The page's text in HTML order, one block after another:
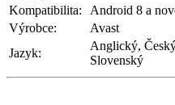
Kompatibilita:
Android 8 a
Výrobce:
Avast
Jazyk:
Anglický,
Slovenský